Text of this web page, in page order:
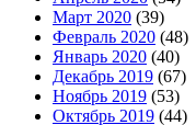
Март 2020 (39)
Февраль 2020 (48)
Январь 2020 (40)
Декабрь 2019 (67)
Ноябрь 2019 (53)
Октябрь 2019 (44)